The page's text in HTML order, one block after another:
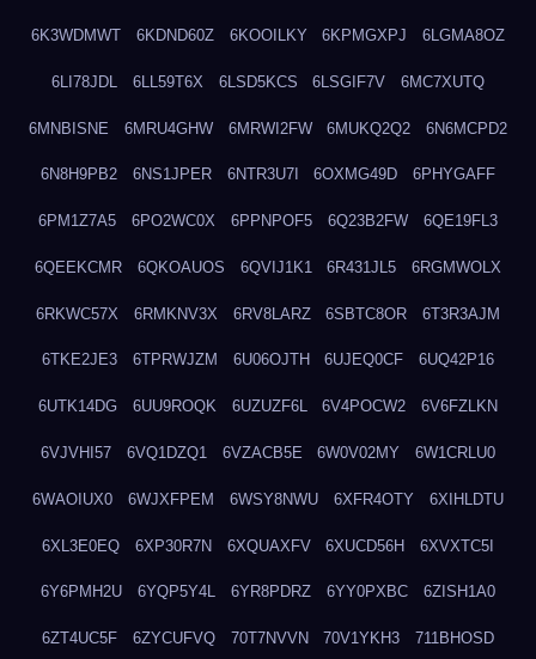
6K3WDMWT 6KDND60Z 6KOOILKY 6KPMGXPJ 6LGMA8OZ
6LI78JDL 6LL59T6X 6LSD5KCS 6LSGIF7V 6MC7XUTQ
6MNBISNE 6MRU4GHW 6MRWI2FW 6MUKQ2Q2 6N6MCPD2
6N8H9PB2 6NS1JPER 6NTR3U7I 6OXMG49D 6PHYGAFF
6PM1Z7A5 6PO2WC0X 6PPNPOF5 6Q23B2FW 6QE19FL3
6QEEKCMR 6QKOAUOS 6QVIJ1K1 6R431JL5 6RGMWOLX
6RKWC57X 6RMKNV3X 6RV8LARZ 6SBTC8OR 6T3R3AJM
6TKE2JE3 6TPRWJZM 6U06OJTH 6UJEQ0CF 6UQ42P16
6UTK14DG 6UU9ROQK 6UZUZF6L 6V4POCW2 6V6FZLKN
6VJVHI57 6VQ1DZQ1 6VZACB5E 6W0V02MY 6W1CRLU0
6WAOIUX0 6WJXFPEM 6WSY8NWU 6XFR4OTY 6XIHLDTU
6XL3E0EQ 6XP30R7N 6XQUAXFV 6XUCD56H 6XVXTC5I
6Y6PMH2U 6YQP5Y4L 6YR8PDRZ 6YY0PXBC 6ZISH1A0
6ZT4UC5F 6ZYCUFVQ 70T7NVVN 70V1YKH3 711BHOSD